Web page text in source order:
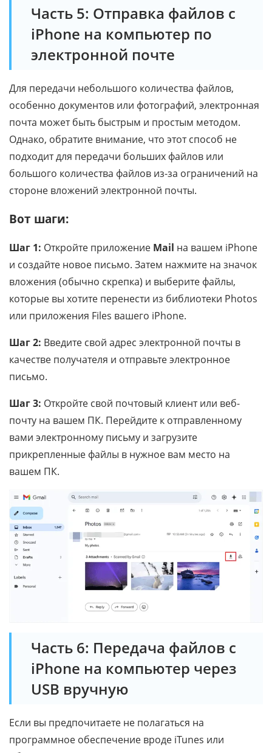
Часть 5: Отправка файлов с
iPhone на компьютер по
электронной почте
Для передачи небольшого количества файлов,
особенно документов или фотографий, электронная
почта может быть быстрым и простым методом.
Однако, обратите внимание, что этот способ не
подходит для передачи больших файлов или
большого количества файлов из-за ограничений на
стороне вложений электронной почты.
Вот шаги:
Шаг 1: Откройте приложение Mail на вашем iPhone
и создайте новое письмо. Затем нажмите на значок
вложения (обычно скрепка) и выберите файлы,
которые вы хотите перенести из библиотеки Photos
или приложения Files вашего iPhone.
Шаг 2: Введите свой адрес электронной почты в
качестве получателя и отправьте электронное
письмо.
Шаг 3: Откройте свой почтовый клиент или веб-
почту на вашем ПК. Перейдите к отправленному
вами электронному письму и загрузите
прикрепленные файлы в нужное вам место на
вашем ПК.
Часть 6: Передача файлов с
iPhone на компьютер через
USB вручную
Если вы предпочитаете не полагаться на
программное обеспечение вроде iTunes или